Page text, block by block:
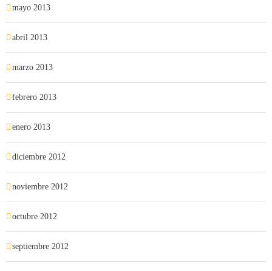
mayo 2013
abril 2013
marzo 2013
febrero 2013
enero 2013
diciembre 2012
noviembre 2012
octubre 2012
septiembre 2012